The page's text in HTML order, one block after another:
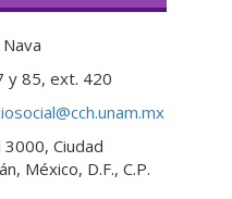
y 85, ext. 420
Ciudad
México, D.F., C.P.